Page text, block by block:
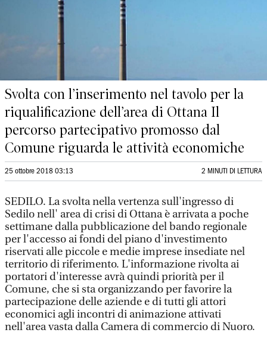
Svolta con l’inserimento nel tavolo per la
riqualificazione dell’area di Ottana Il
percorso partecipativo promosso dal
Comune riguarda le attività economiche
25 ottobre 2018 03:13 2 MINUTI DI LETTURA
SEDILO. La svolta nella vertenza sull'ingresso di
Sedilo nell' area di crisi di Ottana è arrivata a poche
settimane dalla pubblicazione del bando regionale
per l'accesso ai fondi del piano d'investimento
riservati alle piccole e medie imprese insediate nel
territorio di riferimento. L'informazione rivolta ai
portatori d'interesse avrà quindi priorità per il
Comune, che si sta organizzando per favorire la
partecipazione delle aziende e di tutti gli attori
economici agli incontri di animazione attivati
nell'area vasta dalla Camera di commercio di Nuoro.